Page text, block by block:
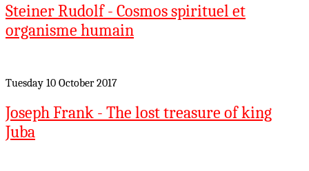
Steiner Rudolf - Cosmos spirituel et
organisme humain
Tuesday 10 October 2017
Joseph Frank - The lost treasure of king
Juba